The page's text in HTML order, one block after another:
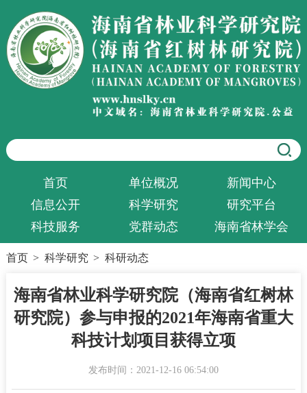
首页 单位概况
新闻中心
信息公开
科学研究
研究平台
科技服务
党群动态 海南省林学会
首页 > 科学研究 > 科研动态
海南省林业科学研究院（海南省红树林
研究院）参与申报的2021年海南省重大
科技计划项目获得立项
发布时间：2021-12-16 06:54:00